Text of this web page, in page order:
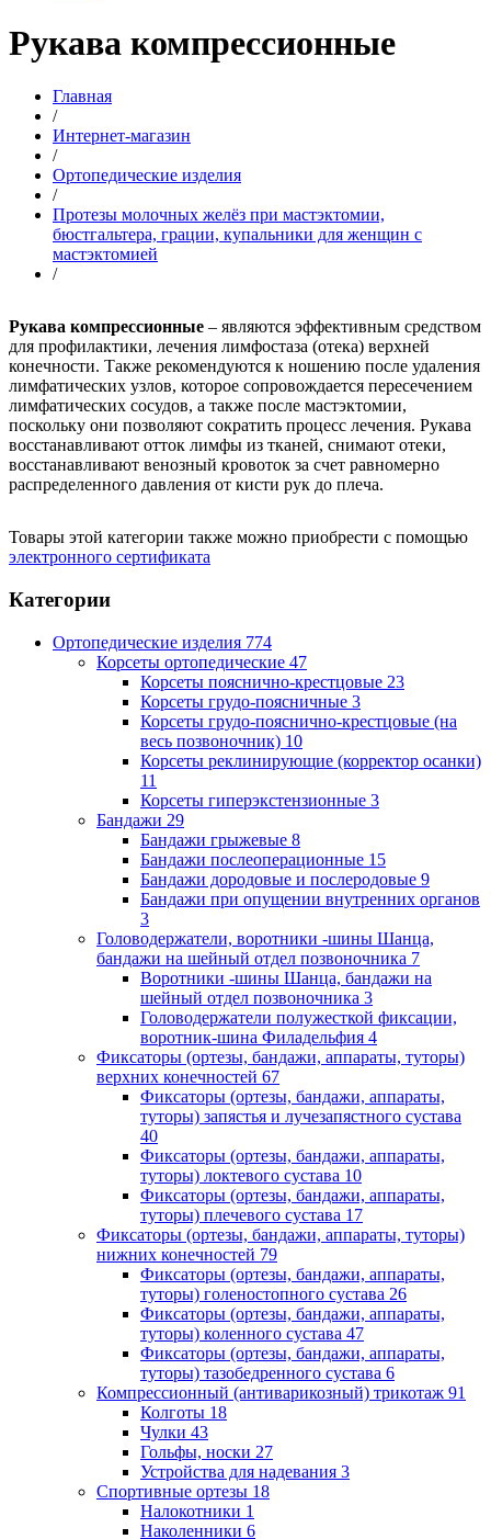
Рукава компрессионные
Главная
/
Интернет-магазин
/
Ортопедические изделия
/
Протезы молочных желёз при мастэктомии,
бюстгальтера, грации, купальники для женщин с
мастэктомией
/
Рукава компрессионные – являются эффективным средством
для профилактики, лечения лимфостаза (отека) верхней
конечности. Также рекомендуются к ношению после удаления
лимфатических узлов, которое сопровождается пересечением
лимфатических сосудов, а также после мастэктомии,
поскольку они позволяют сократить процесс лечения. Рукава
восстанавливают отток лимфы из тканей, снимают отеки,
восстанавливают венозный кровоток за счет равномерно
распределенного давления от кисти рук до плеча.
Товары этой категории также можно приобрести с помощью
электронного сертификата
Категории
Ортопедические изделия 774
Корсеты ортопедические 47
Корсеты пояснично-крестцовые 23
Корсеты грудо-поясничные 3
Корсеты грудо-пояснично-крестцовые (на
весь позвоночник) 10
Корсеты реклинирующие (корректор осанки)
11
Корсеты гиперэкстензионные 3
Бандажи 29
Бандажи грыжевые 8
Бандажи послеоперационные 15
Бандажи дородовые и послеродовые 9
Бандажи при опущении внутренних органов
3
Головодержатели, воротники -шины Шанца,
бандажи на шейный отдел позвоночника 7
Воротники -шины Шанца, бандажи на
шейный отдел позвоночника 3
Головодержатели полужесткой фиксации,
воротник-шина Филадельфия 4
Фиксаторы (ортезы, бандажи, аппараты, туторы)
верхних конечностей 67
Фиксаторы (ортезы, бандажи, аппараты,
туторы) запястья и лучезапястного сустава
40
Фиксаторы (ортезы, бандажи, аппараты,
туторы) локтевого сустава 10
Фиксаторы (ортезы, бандажи, аппараты,
туторы) плечевого сустава 17
Фиксаторы (ортезы, бандажи, аппараты, туторы)
нижних конечностей 79
Фиксаторы (ортезы, бандажи, аппараты,
туторы) голеностопного сустава 26
Фиксаторы (ортезы, бандажи, аппараты,
туторы) коленного сустава 47
Фиксаторы (ортезы, бандажи, аппараты,
туторы) тазобедренного сустава 6
Компрессионный (антиварикозный) трикотаж 91
Колготы 18
Чулки 43
Гольфы, носки 27
Устройства для надевания 3
Спортивные ортезы 18
Налокотники 1
Наколенники 6